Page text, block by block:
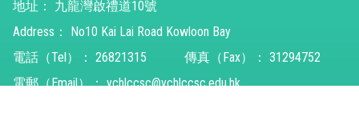
地址：
九龍灣啟禮道10號
Address：
No10 Kai Lai Road Kowloon Bay
電話（Tel）： 26821315 傳真（Fax）： 31294752
電郵（Email）： ychlccsc@ychlccsc.edu.hk